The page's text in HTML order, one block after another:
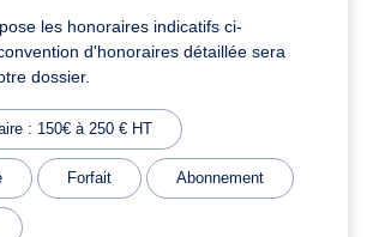
les honoraires indicatifs ci-
d'honoraires détaillée sera
dossier.
: 150€ à 250 € HT
Forfait Abonnement